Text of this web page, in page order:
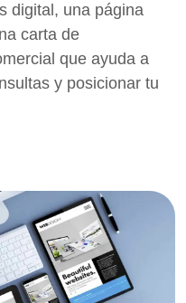
digital, una página
carta de
que ayuda a
y posicionar tu